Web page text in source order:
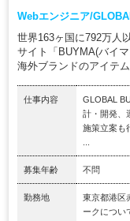
Webエンジニア/
世界163ヶ国に792万人
サイト「BUYMA(バイ
海外ブランドのアイテ
仕事内容
GLOBAL
計・開発、
施策立案も
募集年齢 不問
勤務地
東京都港区
ークについ